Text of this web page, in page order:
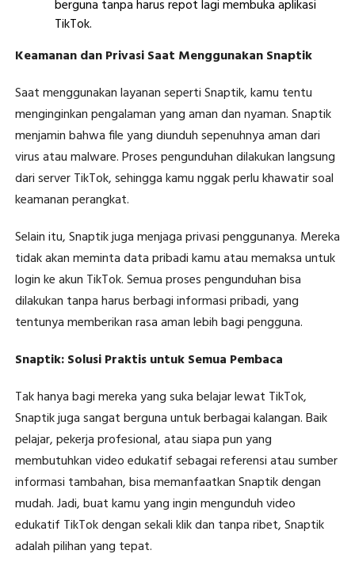
berguna tanpa harus repot lagi membuka aplikasi
TikTok.
Keamanan dan Privasi Saat Menggunakan Snaptik
Saat menggunakan layanan seperti Snaptik, kamu tentu
menginginkan pengalaman yang aman dan nyaman. Snaptik
menjamin bahwa file yang diunduh sepenuhnya aman dari
virus atau malware. Proses pengunduhan dilakukan langsung
dari server TikTok, sehingga kamu nggak perlu khawatir soal
keamanan perangkat.
Selain itu, Snaptik juga menjaga privasi penggunanya. Mereka
tidak akan meminta data pribadi kamu atau memaksa untuk
login ke akun TikTok. Semua proses pengunduhan bisa
dilakukan tanpa harus berbagi informasi pribadi, yang
tentunya memberikan rasa aman lebih bagi pengguna.
Snaptik: Solusi Praktis untuk Semua Pembaca
Tak hanya bagi mereka yang suka belajar lewat TikTok,
Snaptik juga sangat berguna untuk berbagai kalangan. Baik
pelajar, pekerja profesional, atau siapa pun yang
membutuhkan video edukatif sebagai referensi atau sumber
informasi tambahan, bisa memanfaatkan Snaptik dengan
mudah. Jadi, buat kamu yang ingin mengunduh video
edukatif TikTok dengan sekali klik dan tanpa ribet, Snaptik
adalah pilihan yang tepat.